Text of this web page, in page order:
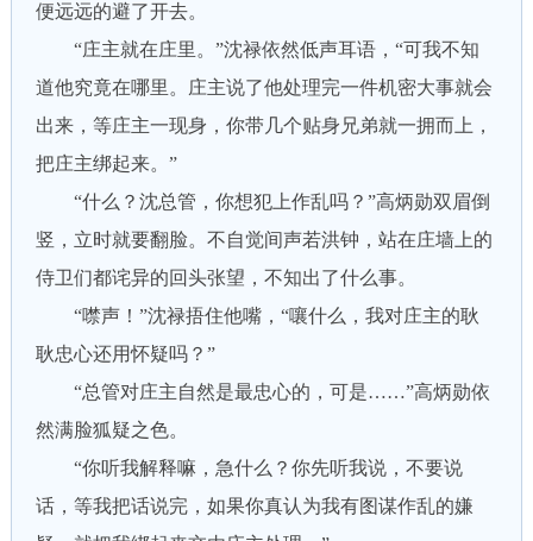
便远远的避了开去。
“庄主就在庄里。”沈禄依然低声耳语，“可我不知
道他究竟在哪里。庄主说了他处理完一件机密大事就会
出来，等庄主一现身，你带几个贴身兄弟就一拥而上，
把庄主绑起来。”
“什么？沈总管，你想犯上作乱吗？”高炳勋双眉倒
竖，立时就要翻脸。不自觉间声若洪钟，站在庄墙上的
侍卫们都诧异的回头张望，不知出了什么事。
“噤声！”沈禄捂住他嘴，“嚷什么，我对庄主的耿
耿忠心还用怀疑吗？”
“总管对庄主自然是最忠心的，可是……”高炳勋依
然满脸狐疑之色。
“你听我解释嘛，急什么？你先听我说，不要说
话，等我把话说完，如果你真认为我有图谋作乱的嫌